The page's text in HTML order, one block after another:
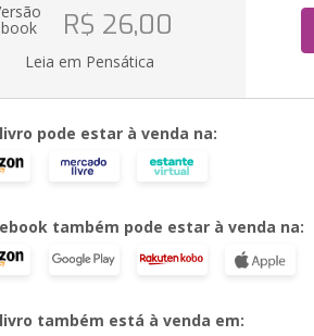
R$ 26,00
Leia em Pensática
pode estar à venda na:
também pode estar à venda na:
também está à venda em: